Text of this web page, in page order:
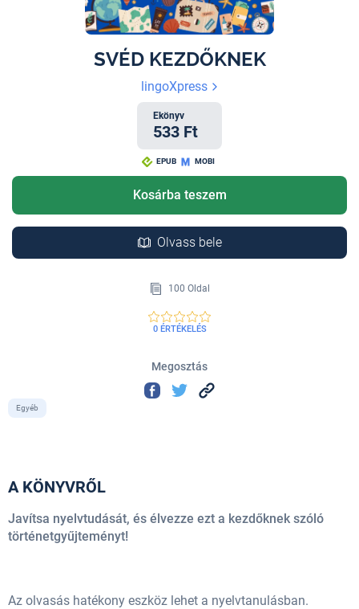
SVÉD KEZDŐKNEK
lingoXpress
Ekönyv
533 Ft
EPUB MOBI
Kosárba teszem
Olvass bele
100 Oldal
0 ÉRTÉKELÉS
Megosztás
Egyéb
A KÖNYVRŐL
Javítsa nyelvtudását, és élvezze ezt a kezdőknek szóló
történetgyűjteményt!
Az olvasás hatékony eszköz lehet a nyelvtanulásban.